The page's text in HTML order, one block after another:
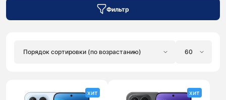
Фильтр
хит хит